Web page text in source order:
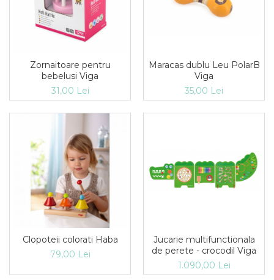
Zornaitoare pentru
bebelusi Viga
31,00 Lei
Maracas dublu Leu PolarB
Viga
35,00 Lei
Clopoteii colorati Haba
79,00 Lei
Jucarie multifunctionala
de perete - crocodil Viga
1.090,00 Lei